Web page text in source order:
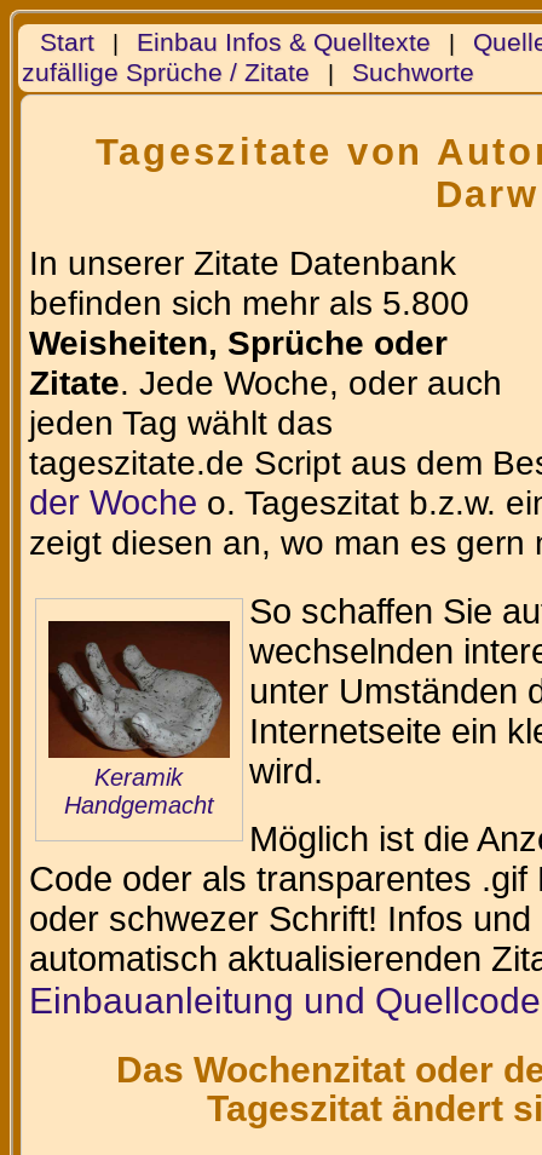
Start| Einbau Infos & Quelltexte |
zufällige Sprüche / Zitate | Suchworte
Tageszitate von
In unserer Zitate Datenbank
befinden sich mehr als 5.800
Weisheiten, Sprüche oder
Zitate. Jede Woche, oder auch
jeden Tag wählt das
tageszitate.de Script aus dem
der Woche o. Tageszitat b.z.w.
zeigt diesen an, wo man es gern
Keramik
Handgemacht
So schaffen Sie
wechselnden
unter Umständen
Internetseite ein
wird.
Möglich ist die
Code oder als transparentes
oder schwezer Schrift! Infos
automatisch aktualisierenden
Einbauanleitung und Quellcode
Das Wochenzitat oder
Tageszitat ändert